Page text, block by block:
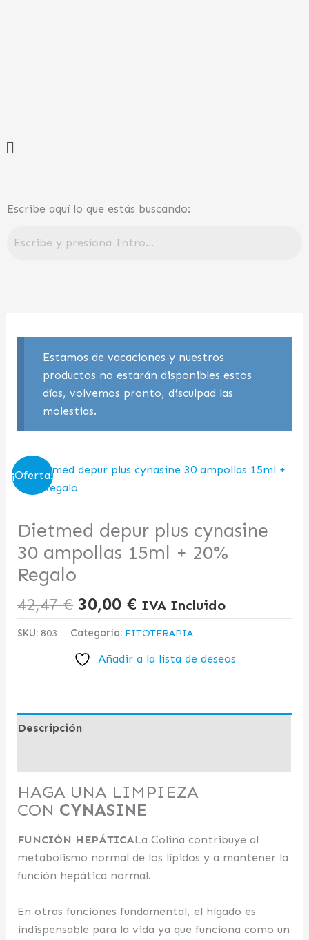
Menú
Escribe aquí lo que estás buscando:
Estamos de vacaciones y nuestros
productos no estarán disponibles estos
días, volvemos pronto, disculpad las
molestias.
¡Oferta!
Dietmed depur plus cynasine
30 ampollas 15ml + 20%
Regalo
42,47€
El
era:
42,47 €.
30,00 €
El
es:
30,00 €.
IVA Incluido
SKU: 803 Categoría: FITOTERAPIA
Añadir a la lista de deseos
Descripción
HAGA UNA LIMPIEZA
CON CYNASINE
FUNCIÓN HEPÁTICALa Colina contribuye al
metabolismo normal de los lípidos y a mantener la
función hepática normal.
En otras funciones fundamental, el hígado es
indispensable para la vida ya que funciona como un